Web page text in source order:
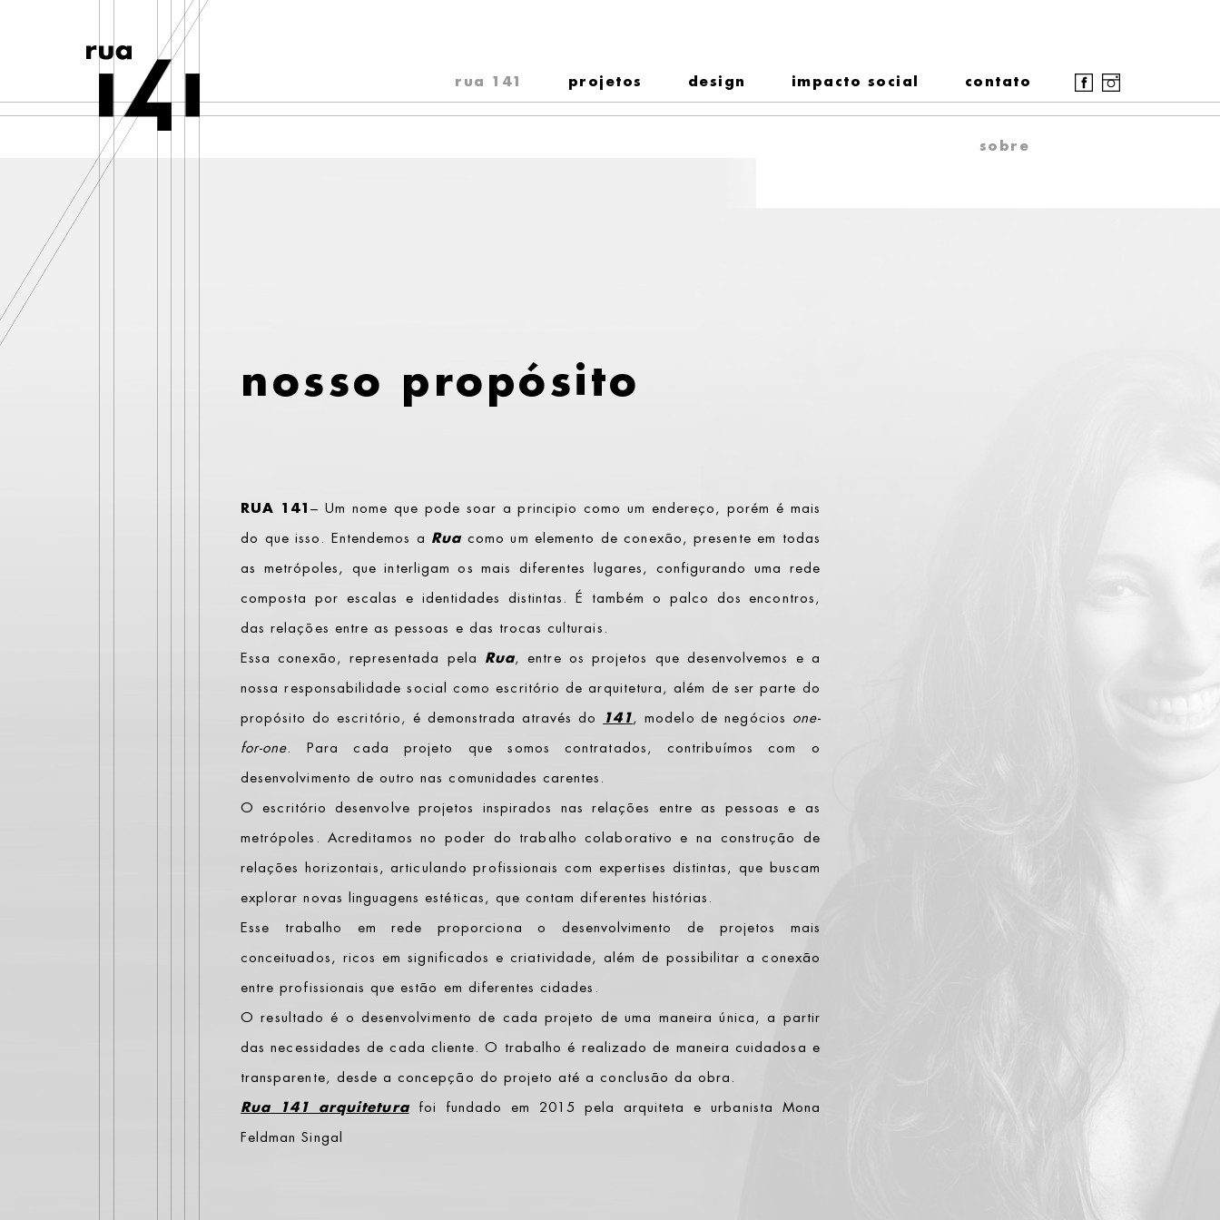
rua 141 projetos design impacto social contato
sobre
nosso propósito
RUA 141– Um nome que pode soar a principio como um endereço, porém é mais
do que isso. Entendemos a Rua como um elemento de conexão, presente em todas
as metrópoles, que interligam os mais diferentes lugares, configurando uma rede
composta por escalas e identidades distintas. É também o palco dos encontros,
das relações entre as pessoas e das trocas culturais.
Essa conexão, representada pela Rua, entre os projetos que desenvolvemos e a
nossa responsabilidade social como escritório de arquitetura, além de ser parte do
propósito do escritório, é demonstrada através do 141, modelo de negócios one-
for-one. Para cada projeto que somos contratados, contribuímos com o
desenvolvimento de outro nas comunidades carentes.
O escritório desenvolve projetos inspirados nas relações entre as pessoas e as
metrópoles. Acreditamos no poder do trabalho colaborativo e na construção de
relações horizontais, articulando profissionais com expertises distintas, que buscam
explorar novas linguagens estéticas, que contam diferentes histórias.
Esse trabalho em rede proporciona o desenvolvimento de projetos mais
conceituados, ricos em significados e criatividade, além de possibilitar a conexão
entre profissionais que estão em diferentes cidades.
O resultado é o desenvolvimento de cada projeto de uma maneira única, a partir
das necessidades de cada cliente. O trabalho é realizado de maneira cuidadosa e
transparente, desde a concepção do projeto até a conclusão da obra.
Rua 141 arquiteturafoi fundado em 2015 pela arquiteta e urbanista Mona
Feldman Singal